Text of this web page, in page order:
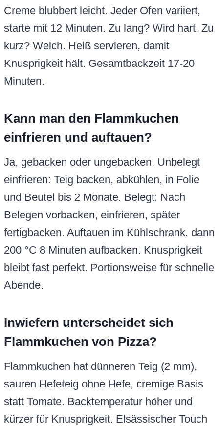
Creme blubbert leicht. Jeder Ofen variiert,
starte mit 12 Minuten. Zu lang? Wird hart. Zu
kurz? Weich. Heiß servieren, damit
Knusprigkeit hält. Gesamtbackzeit 17-20
Minuten.
Kann man den Flammkuchen
einfrieren und auftauen?
Ja, gebacken oder ungebacken. Unbelegt
einfrieren: Teig backen, abkühlen, in Folie
und Beutel bis 2 Monate. Belegt: Nach
Belegen vorbacken, einfrieren, später
fertigbacken. Auftauen im Kühlschrank, dann
200 °C 8 Minuten aufbacken. Knusprigkeit
bleibt fast perfekt. Portionsweise für schnelle
Abende.
Inwiefern unterscheidet sich
Flammkuchen von Pizza?
Flammkuchen hat dünneren Teig (2 mm),
sauren Hefeteig ohne Hefe, cremige Basis
statt Tomate. Backtemperatur höher und
kürzer für Knusprigkeit. Elsässischer Touch